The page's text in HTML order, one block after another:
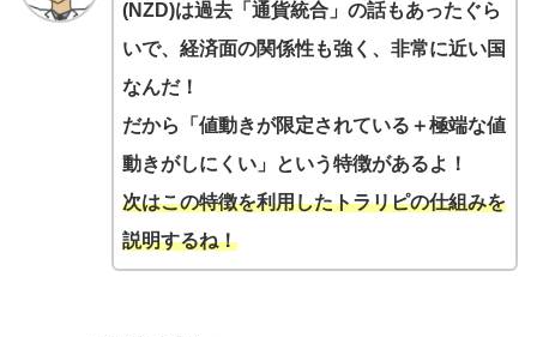
(NZD)は過去「通貨統合」の話もあったぐら
いで、経済面の関係性も強く、非常に近い国
なんだ！
だから「値動きが限定されている＋極端な値
動きがしにくい」という特徴があるよ！
次はこの特徴を利用したトラリピの仕組みを
説明するね！